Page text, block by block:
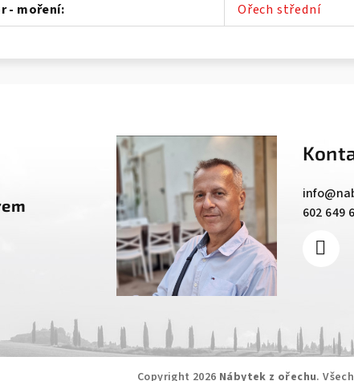
- moření: Ořech střední
info@
602 649
Copyright 2026 Nábytek z ořechu.